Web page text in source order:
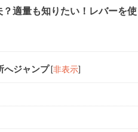
？適量も知りたい！レバーを
へジャンプ [非表示]